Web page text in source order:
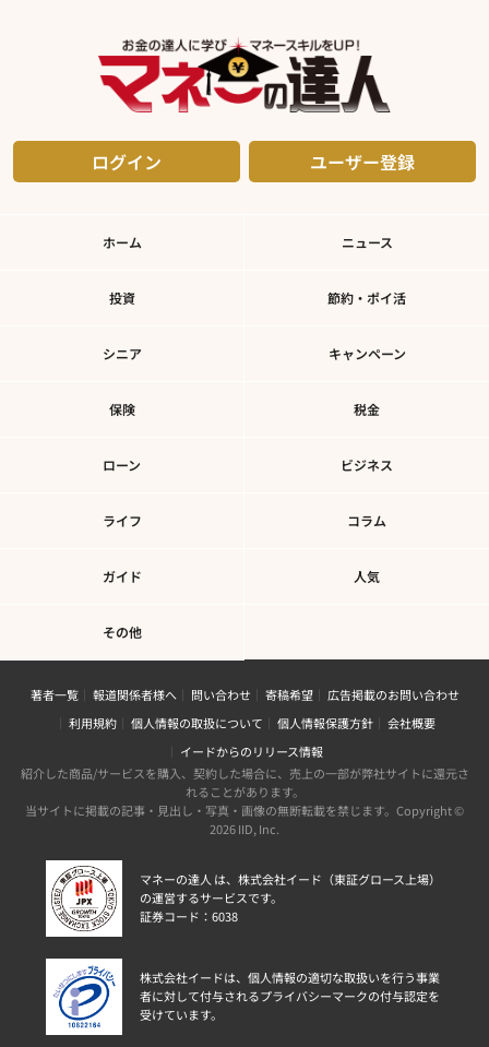
ログイン ユーザー登録
ホーム ニュース
投資 節約・ポイ活
シニア キャンペーン
保険 税金
ローン ビジネス
ライフ コラム
ガイド 人気
その他
著者一覧 報道関係者様へ 問い合わせ 寄稿希望
広告掲載のお問い合わせ
利用規約
個人情報の取扱について 個人情報保護方針
会社概要
イードからのリリース情報
紹介した商品/サービスを購入、契約した場合に、売上の一部が弊社サイトに還元さ
れることがあります。
当サイトに掲載の記事・見出し・写真・画像の無断転載を禁じます。Copyright ©
2026 IID, Inc.
マネーの達人 は、株式会社イード（東証グロース上場）
の運営するサービスです。
証券コード：6038
株式会社イードは、個人情報の適切な取扱いを行う事業
者に対して付与されるプライバシーマークの付与認定を
受けています。